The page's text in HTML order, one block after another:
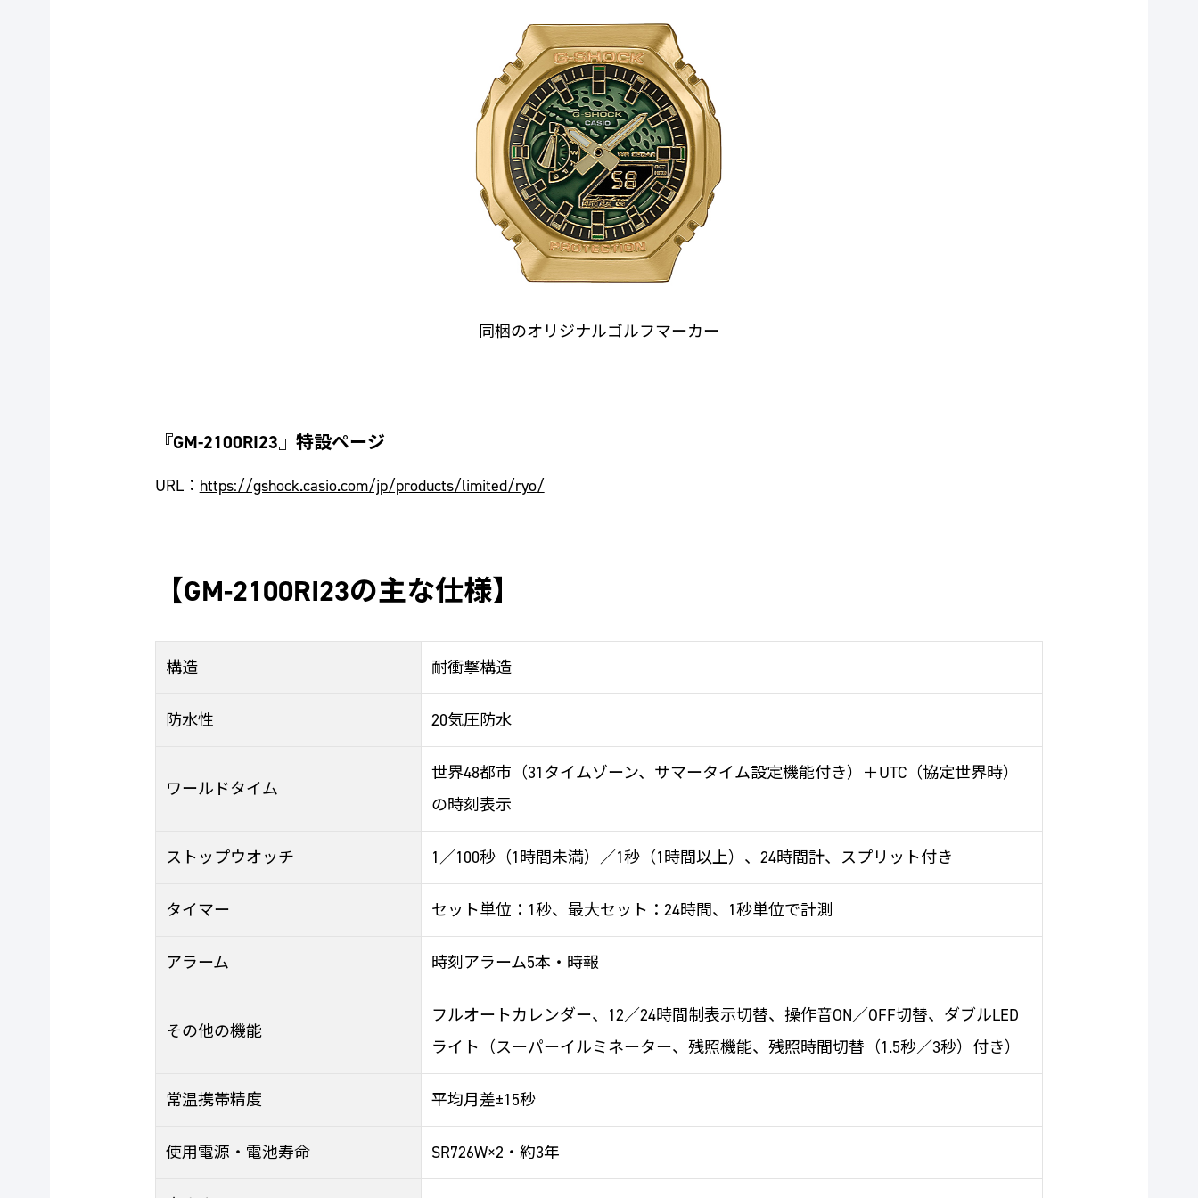
同梱のオリジナルゴルフマーカー
『GM-2100RI23』特設ページ
URL： https://gshock.casio.com/jp/products/limited/ryo/
【GM-2100RI23の主な仕様】
構造 耐衝撃構造
防水性 20気圧防水
ワールドタイム
世界48都市（31タイムゾーン、サマータイム設定機能付き）＋UTC（協定世界時）
の時刻表示
ストップウオッチ 1／100秒（1時間未満）／1秒（1時間以上）、24時間計、スプリット付き
タイマー セット単位：1秒、最大セット：24時間、1秒単位で計測
アラーム 時刻アラーム5本・時報
その他の機能
フルオートカレンダー、12／24時間制表示切替、操作音ON／OFF切替、ダブルLED
ライト（スーパーイルミネーター、残照機能、残照時間切替（1.5秒／3秒）付き）
常温携帯精度 平均月差±15秒
使用電源・電池寿命 SR726W×2・約3年